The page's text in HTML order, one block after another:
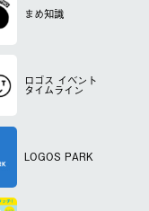
まめ知識
ロゴス イベント
タイムライン
LOGOS PARK